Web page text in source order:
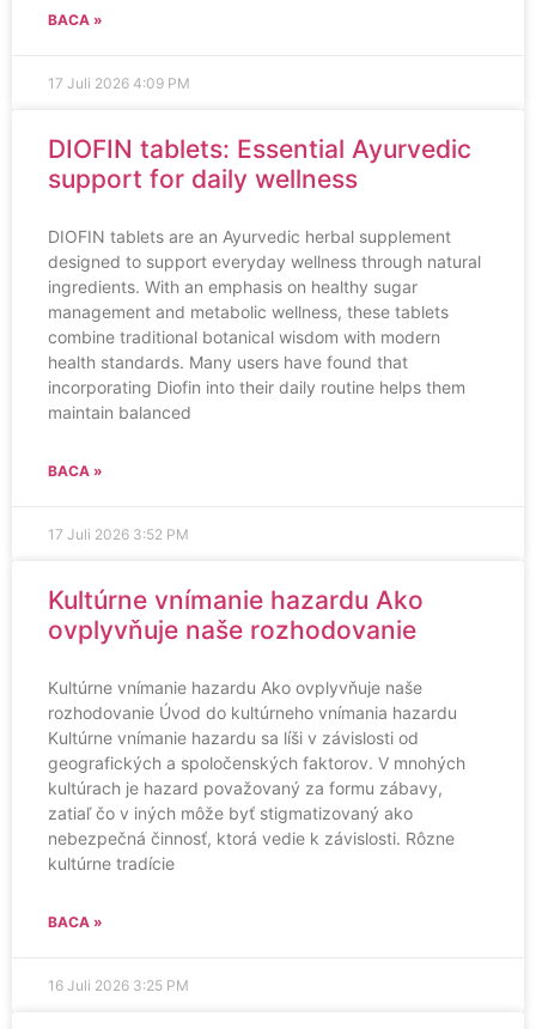
BACA »
17 Juli 2026 4:09 PM
DIOFIN tablets: Essential Ayurvedic
support for daily wellness
DIOFIN tablets are an Ayurvedic herbal supplement
designed to support everyday wellness through natural
ingredients. With an emphasis on healthy sugar
management and metabolic wellness, these tablets
combine traditional botanical wisdom with modern
health standards. Many users have found that
incorporating Diofin into their daily routine helps them
maintain balanced
BACA »
17 Juli 2026 3:52 PM
Kultúrne vnímanie hazardu Ako
ovplyvňuje naše rozhodovanie
Kultúrne vnímanie hazardu Ako ovplyvňuje naše
rozhodovanie Úvod do kultúrneho vnímania hazardu
Kultúrne vnímanie hazardu sa líši v závislosti od
geografických a spoločenských faktorov. V mnohých
kultúrach je hazard považovaný za formu zábavy,
zatiaľ čo v iných môže byť stigmatizovaný ako
nebezpečná činnosť, ktorá vedie k závislosti. Rôzne
kultúrne tradície
BACA »
16 Juli 2026 3:25 PM